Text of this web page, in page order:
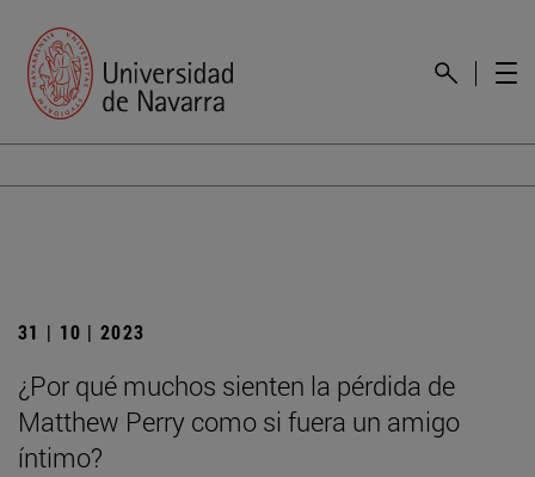
31 | 10 | 2023
¿Por qué muchos sienten la pérdida de
Matthew Perry como si fuera un amigo
íntimo?